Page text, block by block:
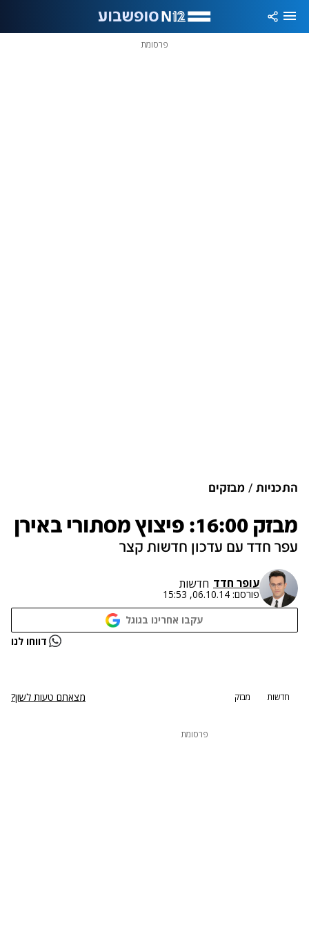
פרסומת
התכניות מבזקים
מבזק 16:00: פיצוץ מסתורי באירן
עפר חדד עם עדכון חדשות קצר
עופר חדד חדשות
פורסם: 06.10.14, 15:53
עקבו אחרינו בגוגל
נתקלנו בבעיה דווחו לנו
חדשות מבזק מצאתם טעות לשון?
פרסומת